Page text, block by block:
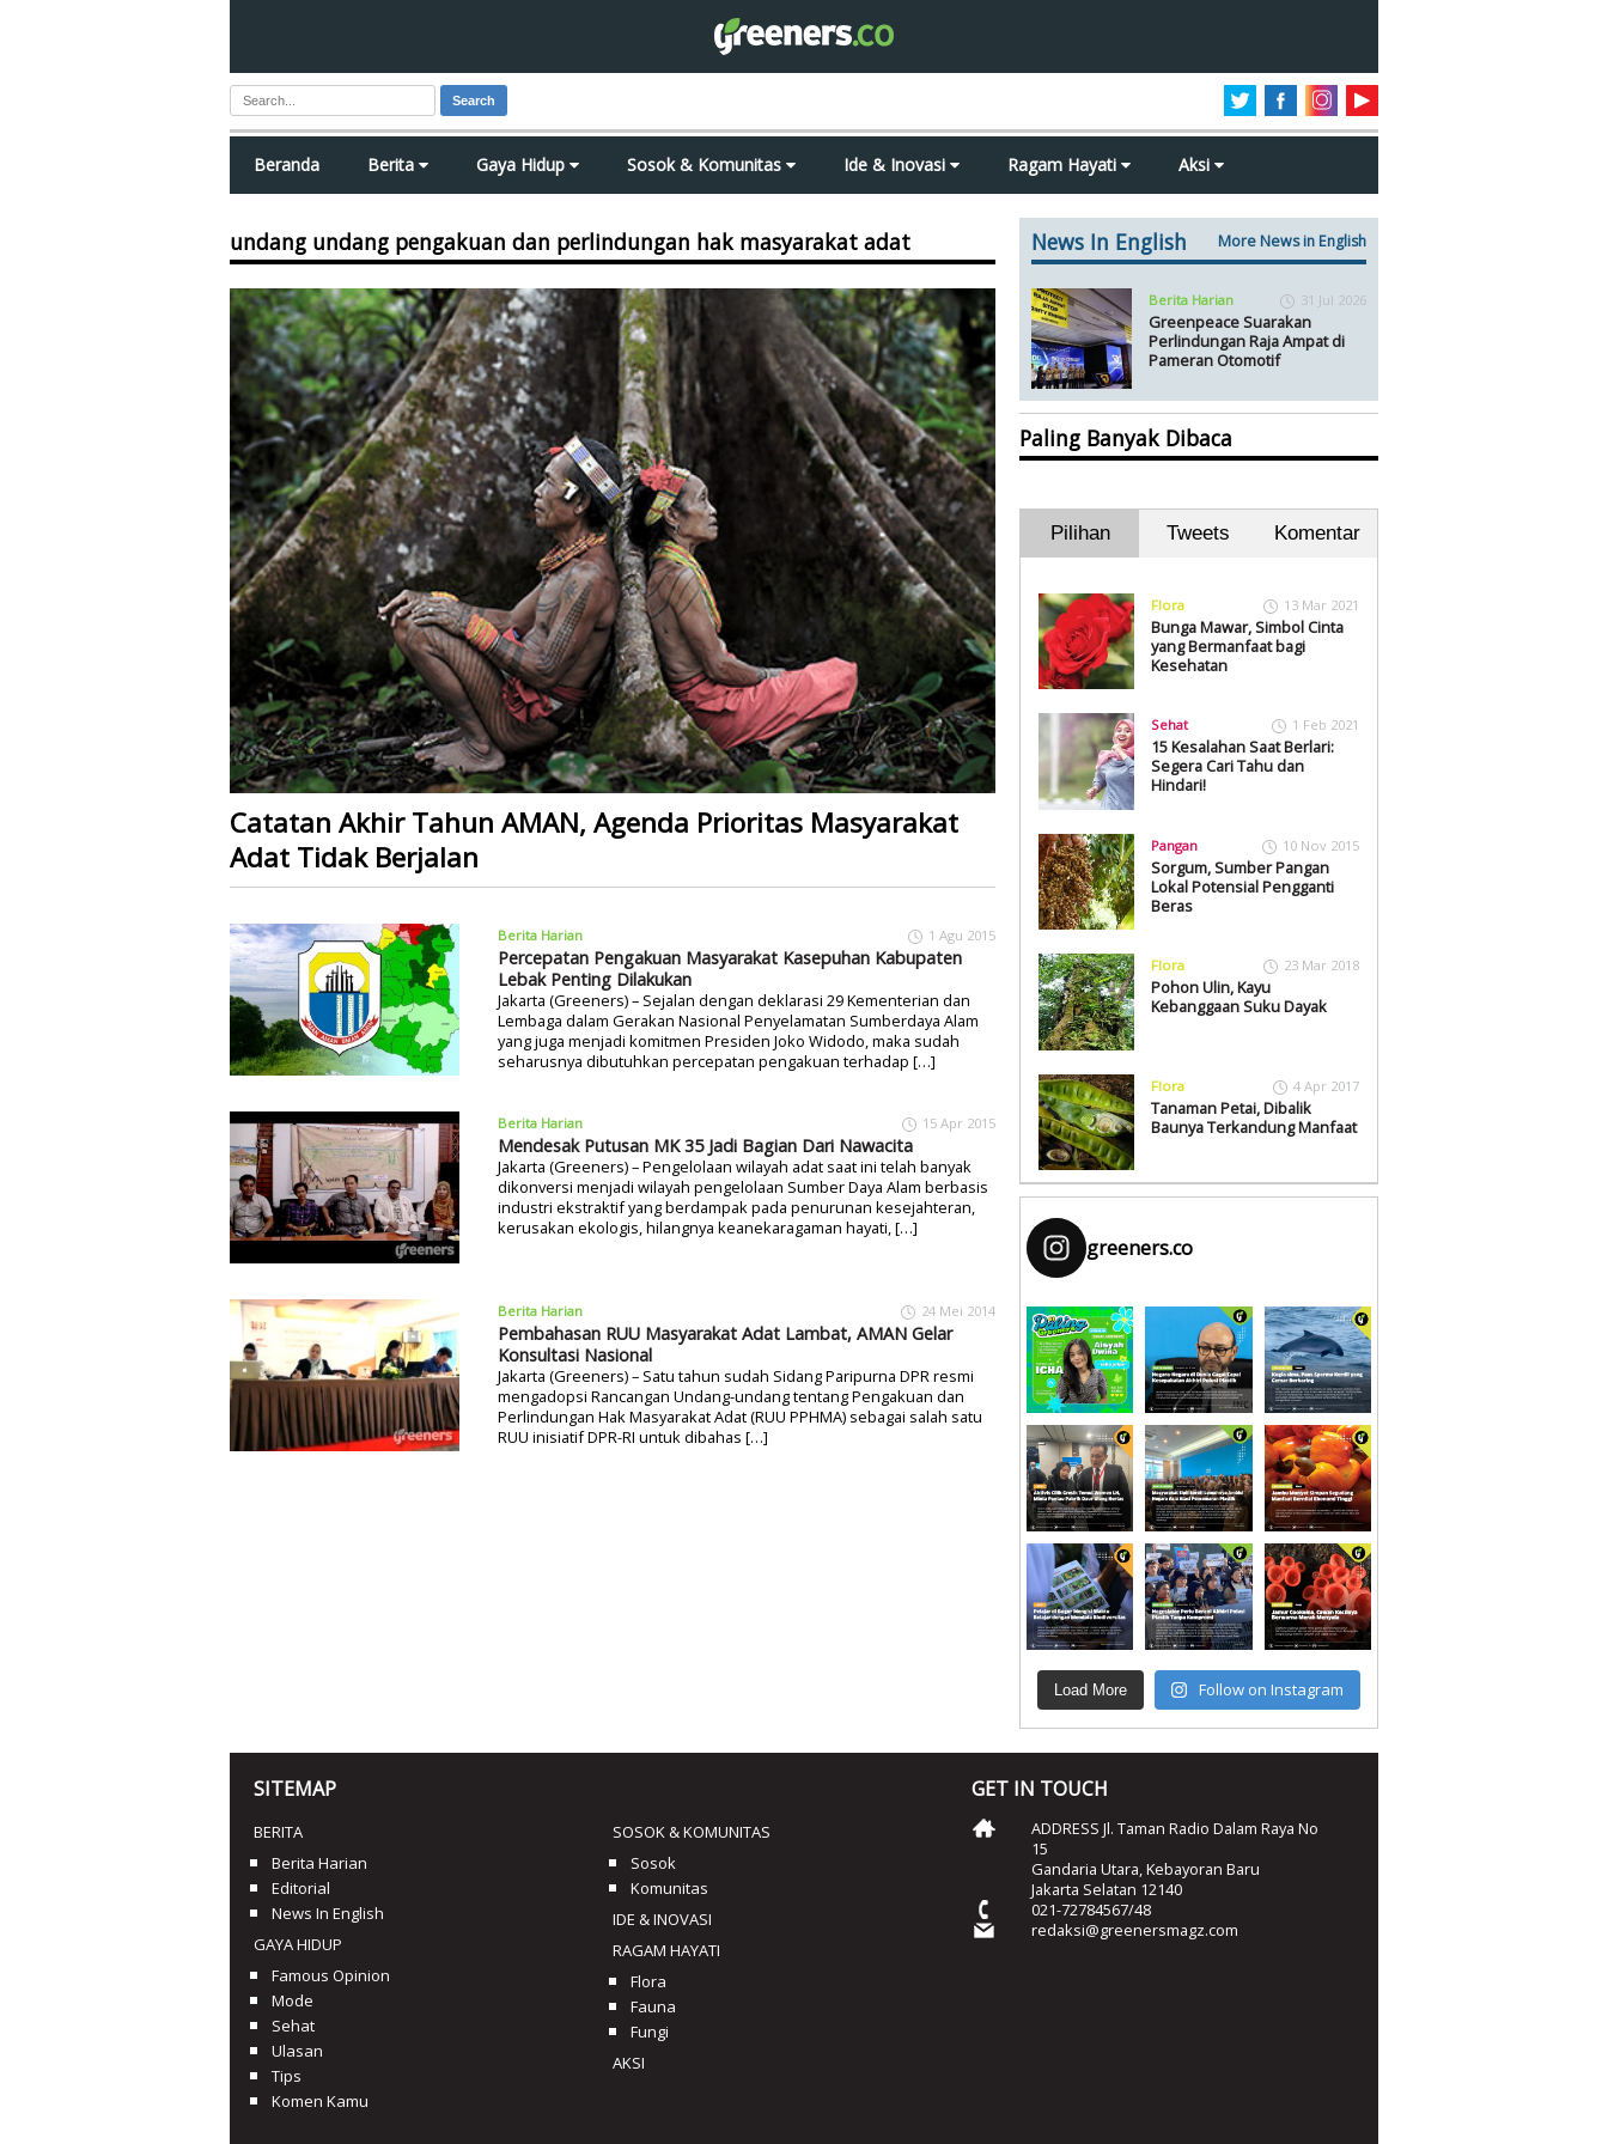
Search
Beranda Berita Gaya Hidup Sosok & Komunitas Ide & Inovasi Ragam Hayati Aksi
undang undang pengakuan dan perlindungan hak masyarakat adat
Catatan Akhir Tahun AMAN, Agenda Prioritas Masyarakat
Adat Tidak Berjalan
Berita Harian 1 Agu 2015
Percepatan Pengakuan Masyarakat Kasepuhan Kabupaten
Lebak Penting Dilakukan
Jakarta (Greeners) – Sejalan dengan deklarasi 29 Kementerian dan
Lembaga dalam Gerakan Nasional Penyelamatan Sumberdaya Alam
yang juga menjadi komitmen Presiden Joko Widodo, maka sudah
seharusnya dibutuhkan percepatan pengakuan terhadap […]
Berita Harian 15 Apr 2015
Mendesak Putusan MK 35 Jadi Bagian Dari Nawacita
Jakarta (Greeners) – Pengelolaan wilayah adat saat ini telah banyak
dikonversi menjadi wilayah pengelolaan Sumber Daya Alam berbasis
industri ekstraktif yang berdampak pada penurunan kesejahteran,
kerusakan ekologis, hilangnya keanekaragaman hayati, […]
Berita Harian 24 Mei 2014
Pembahasan RUU Masyarakat Adat Lambat, AMAN Gelar
Konsultasi Nasional
Jakarta (Greeners) – Satu tahun sudah Sidang Paripurna DPR resmi
mengadopsi Rancangan Undang-undang tentang Pengakuan dan
Perlindungan Hak Masyarakat Adat (RUU PPHMA) sebagai salah satu
RUU inisiatif DPR-RI untuk dibahas […]
News In English More News in English
Berita Harian 31 Jul 2026
Greenpeace Suarakan
Perlindungan Raja Ampat di
Pameran Otomotif
Paling Banyak Dibaca
Pilihan Tweets Komentar
Flora 13 Mar 2021
Bunga Mawar, Simbol Cinta
yang Bermanfaat bagi
Kesehatan
Sehat 1 Feb 2021
15 Kesalahan Saat Berlari:
Segera Cari Tahu dan
Hindari!
Pangan 10 Nov 2015
Sorgum, Sumber Pangan
Lokal Potensial Pengganti
Beras
Flora 23 Mar 2018
Pohon Ulin, Kayu
Kebanggaan Suku Dayak
Flora 4 Apr 2017
Tanaman Petai, Dibalik
Baunya Terkandung Manfaat
greeners.co
Load More Follow on Instagram
SITEMAP
BERITA
Berita Harian
Editorial
News In English
GAYA HIDUP
Famous Opinion
Mode
Sehat
Ulasan
Tips
Komen Kamu
SOSOK & KOMUNITAS
Sosok
Komunitas
IDE & INOVASI
RAGAM HAYATI
Flora
Fauna
Fungi
AKSI
GET IN TOUCH
ADDRESS Jl. Taman Radio Dalam Raya No
15
Gandaria Utara, Kebayoran Baru
Jakarta Selatan 12140
021-72784567/48
redaksi@greenersmagz.com